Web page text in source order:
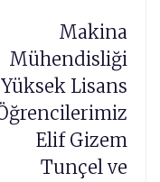
Makina
Mühendisliği
Yüksek Lisans
Elif Gizem
Tunçel ve